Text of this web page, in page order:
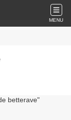
MENU